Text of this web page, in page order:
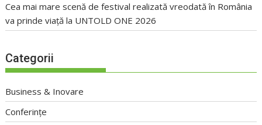
Cea mai mare scenă de festival realizată vreodată în România
va prinde viață la UNTOLD ONE 2026
Categorii
Business & Inovare
Conferințe